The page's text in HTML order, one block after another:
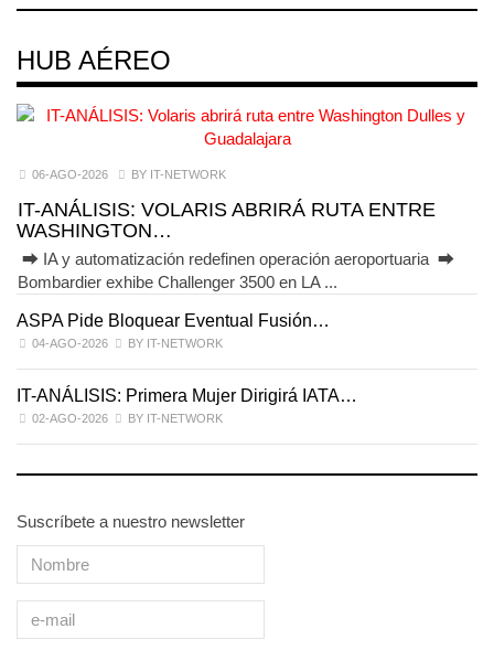
HUB AÉREO
06-AGO-2026 BY IT-NETWORK
IT-ANÁLISIS: VOLARIS ABRIRÁ RUTA ENTRE
WASHINGTON…
⮕ IA y automatización redefinen operación aeroportuaria ⮕
Bombardier exhibe Challenger 3500 en LA ...
ASPA Pide Bloquear Eventual Fusión…
04-AGO-2026 BY IT-NETWORK
IT-ANÁLISIS: Primera Mujer Dirigirá IATA…
02-AGO-2026 BY IT-NETWORK
Suscríbete a nuestro newsletter